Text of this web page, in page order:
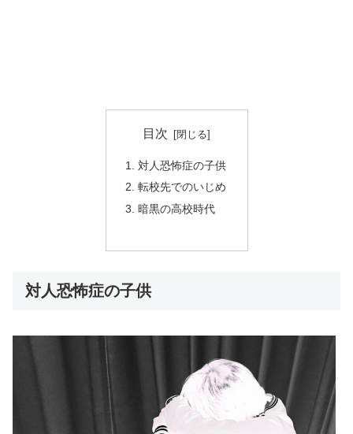
目次
対人恐怖症の子供
転校先でのいじめ
暗黒の高校時代
対人恐怖症の子供